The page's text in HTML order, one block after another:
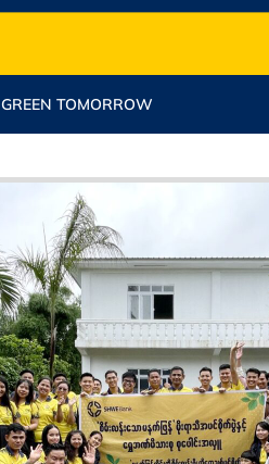
GREEN TOMORROW